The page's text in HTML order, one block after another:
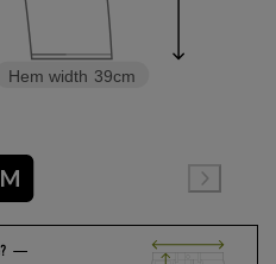
Hem width 39cm
M